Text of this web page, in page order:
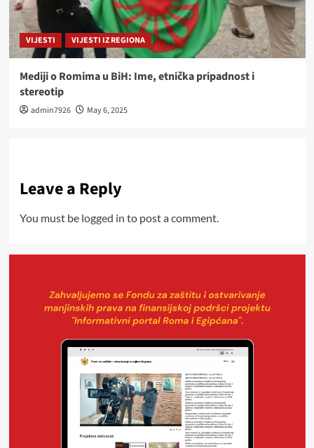
VIJESTI VIJESTI IZ REGIONA
Mediji o Romima u BiH: Ime, etnička pripadnost i
stereotip
admin7926 May 6, 2025
Leave a Reply
You must be logged in to post a comment.